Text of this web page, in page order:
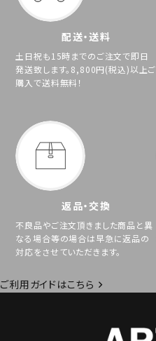
配送・送料
土日祝も15時までのご注文で即日
発送致します。8,800円(税込)以上ご
購入で送料無料！
返品・交換
不良品やご注文頂きました商品と異
なる場合等の場合は早急に返品の
対応をさせていただきます。
ご利用ガイドはこちら